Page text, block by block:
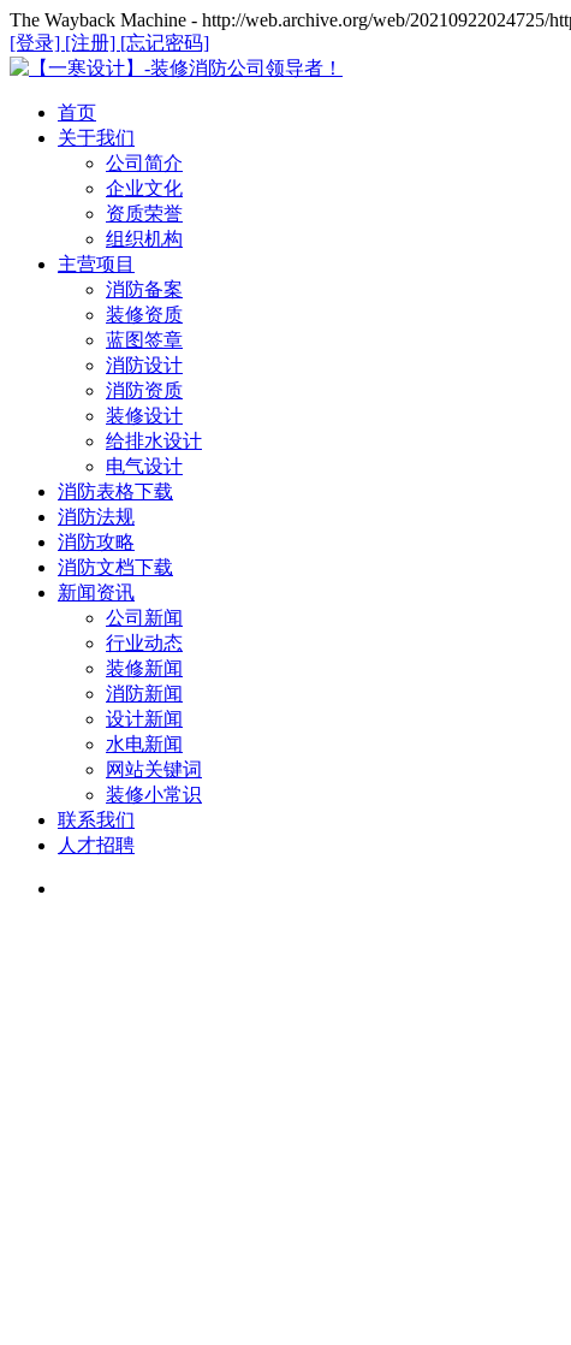
The Wayback Machine - http://web.archive.org/web/20210922024725/
[登录] [注册] [忘记密码]
首页
关于我们
公司简介
企业文化
资质荣誉
组织机构
主营项目
消防备案
装修资质
蓝图签章
消防设计
消防资质
装修设计
给排水设计
电气设计
消防表格下载
消防法规
消防攻略
消防文档下载
新闻资讯
公司新闻
行业动态
装修新闻
消防新闻
设计新闻
水电新闻
网站关键词
装修小常识
联系我们
人才招聘